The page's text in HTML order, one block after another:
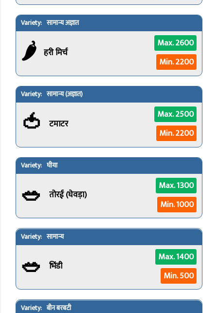
सामान्य अज्ञात
🌶️ हरी मिर्च
Max. 2600
Min. 2200
सामान्य (अज्ञात)
🍅 टमाटर
Max. 2500
Min. 2200
घीया
🥗 तोरई (घेवड़ा)
Max. 1300
Min. 1000
सामान्य
🥗 भिंडी
Max. 1400
Min. 500
बीन बरबटी